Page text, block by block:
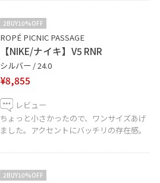
2BUY10%OFF
ROPÉ PICNIC PASSAGE
【NIKE/ナイキ】V5 RNR
シルバー / 24.0
¥8,855
レビュー
ちょっと小さかったので、ワンサイズあげ
ました。アクセントにバッチリの存在感。
2BUY10%OFF